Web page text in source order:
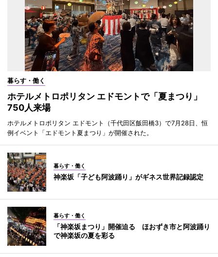
暮らす・働く
ホテルメトロポリタン エドモントで「夏まつり」
750人来場
ホテルメトロポリタン エドモント（千代田区飯田橋3）で7月28日、恒
例イベント「エドモント夏まつり」が開催された。
暮らす・働く
神楽坂「子ども阿波踊り」がギネス世界記録認定
暮らす・働く
「神楽坂まつり」開催迫る ほおずき市と阿波踊り
で神楽坂の夏を彩る